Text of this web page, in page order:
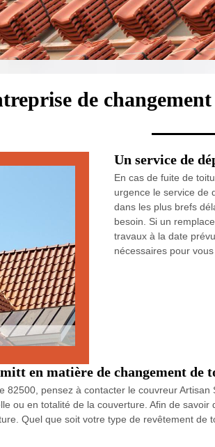
de
Un service de
En cas de fuite de
urgence le service de
dans les plus brefs
besoin. Si un
travaux à la date
nécessaires pour
en matière de changement de
82500, pensez à contacter le couvreur
ou en totalité de la couverture. Afin de
Quel que soit votre type de revêtement